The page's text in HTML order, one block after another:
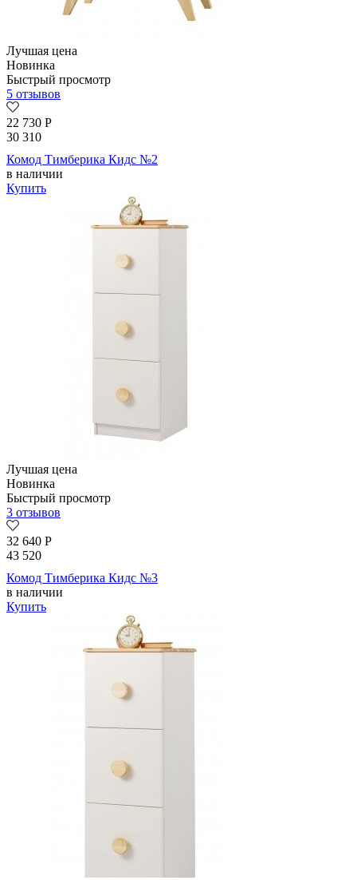
Лучшая цена
Новинка
Быстрый просмотр
5 отзывов
22 730 Р
30 310
Комод Тимберика Кидс №2
в наличии
Купить
Лучшая цена
Новинка
Быстрый просмотр
3 отзывов
32 640 Р
43 520
Комод Тимберика Кидс №3
в наличии
Купить